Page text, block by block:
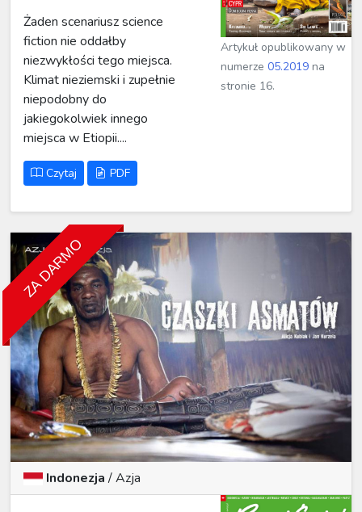
Żaden scenariusz science
fiction nie oddałby
niezwykłości tego miejsca.
Klimat nieziemski i zupełnie
niepodobny do
jakiegokolwiek innego
miejsca w Etiopii....
Czytaj PDF
Artykuł opublikowany w
numerze05.2019 na
stronie 16.
ZA DARMO
Indonezja/ Azja